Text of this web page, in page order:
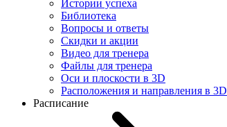
Истории успеха
Библиотека
Вопросы и ответы
Скидки и акции
Видео для тренера
Файлы для тренера
Оси и плоскости в 3D
Расположения и направления в 3D
Расписание